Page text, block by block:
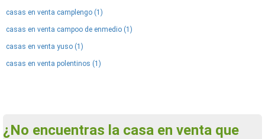
casas en venta camplengo (1)
casas en venta campoo de enmedio (1)
casas en venta yuso (1)
casas en venta polentinos (1)
¿No encuentras la casa en venta que